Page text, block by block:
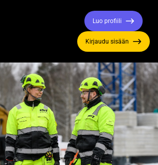
Luo profiili
Kirjaudu sisään